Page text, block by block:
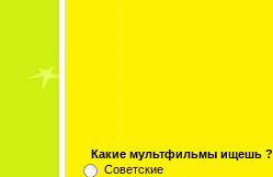
Какие мультфильмы ищешь ?
Советские